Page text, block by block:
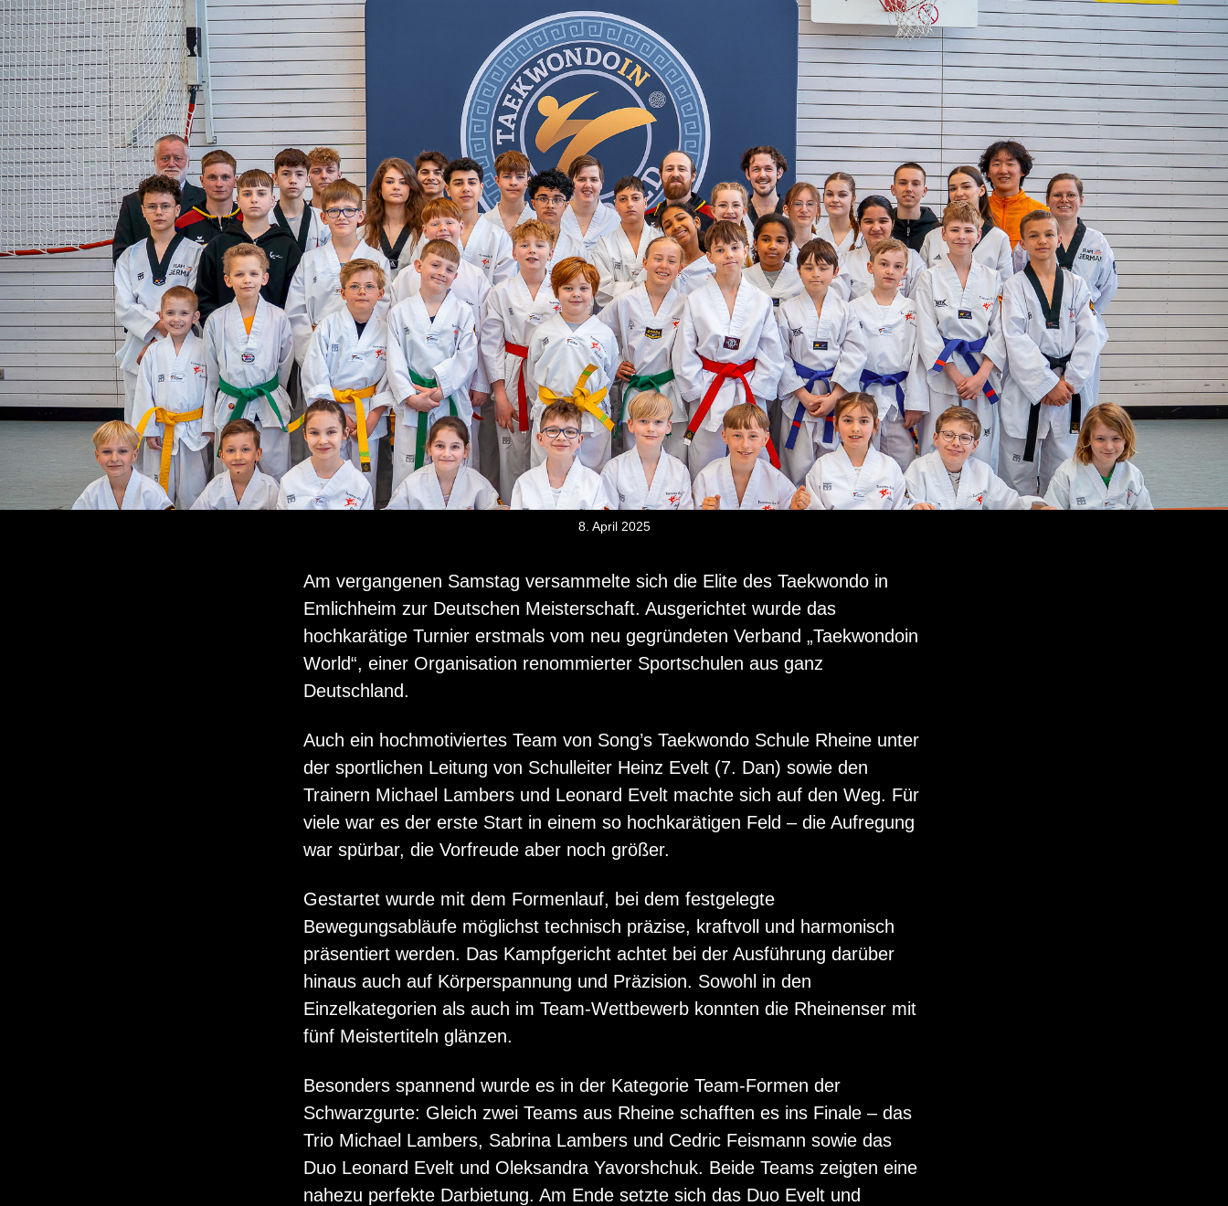
8. April 2025
Am vergangenen Samstag versammelte sich die Elite des Taekwondo in
Emlichheim zur Deutschen Meisterschaft. Ausgerichtet wurde das
hochkarätige Turnier erstmals vom neu gegründeten Verband „Taekwondoin
World“, einer Organisation renommierter Sportschulen aus ganz
Deutschland.
Auch ein hochmotiviertes Team von Song’s Taekwondo Schule Rheine unter
der sportlichen Leitung von Schulleiter Heinz Evelt (7. Dan) sowie den
Trainern Michael Lambers und Leonard Evelt machte sich auf den Weg. Für
viele war es der erste Start in einem so hochkarätigen Feld – die Aufregung
war spürbar, die Vorfreude aber noch größer.
Gestartet wurde mit dem Formenlauf, bei dem festgelegte
Bewegungsabläufe möglichst technisch präzise, kraftvoll und harmonisch
präsentiert werden. Das Kampfgericht achtet bei der Ausführung darüber
hinaus auch auf Körperspannung und Präzision. Sowohl in den
Einzelkategorien als auch im Team-Wettbewerb konnten die Rheinenser mit
fünf Meistertiteln glänzen.
Besonders spannend wurde es in der Kategorie Team-Formen der
Schwarzgurte: Gleich zwei Teams aus Rheine schafften es ins Finale – das
Trio Michael Lambers, Sabrina Lambers und Cedric Feismann sowie das
Duo Leonard Evelt und Oleksandra Yavorshchuk. Beide Teams zeigten eine
nahezu perfekte Darbietung. Am Ende setzte sich das Duo Evelt und